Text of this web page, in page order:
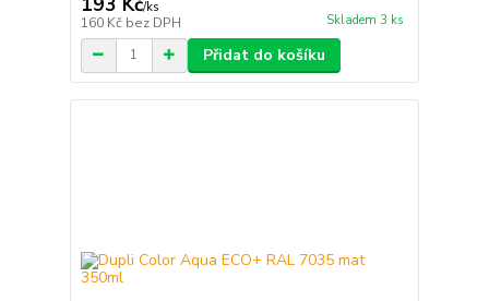
/ks
160 Kč bez DPH Skladem 3 ks
Přidat do košíku